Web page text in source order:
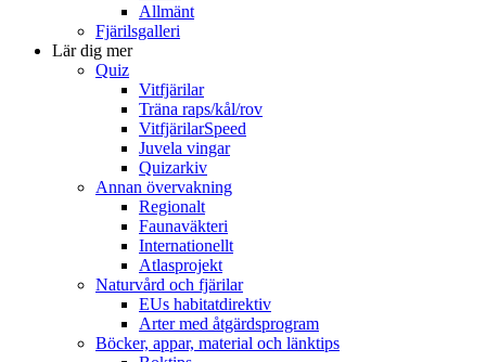
Allmänt
Fjärilsgalleri
Lär dig mer
Quiz
Vitfjärilar
Träna raps/kål/rov
VitfjärilarSpeed
Juvela vingar
Quizarkiv
Annan övervakning
Regionalt
Faunaväkteri
Internationellt
Atlasprojekt
Naturvård och fjärilar
EUs habitatdirektiv
Arter med åtgärdsprogram
Böcker, appar, material och länktips